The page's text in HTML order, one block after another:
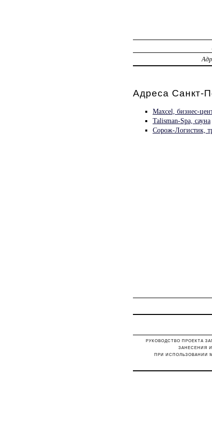
Адреса Санкт-
Maxcel, бизнес-
Talisman-Spa, сауна
Сорож-Логистик,
РУКОВОДСТВО ПРОЕКТА
ЗАНЕСЕНИЯ
ПРИ ИСПОЛЬЗОВАНИИ